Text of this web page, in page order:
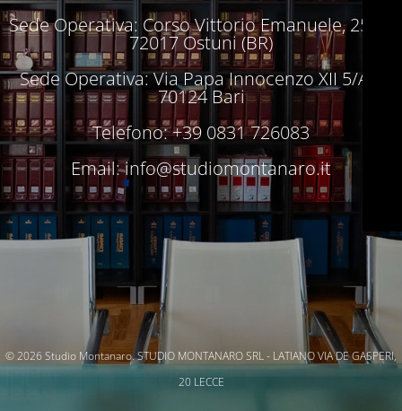
Sede Operativa: Corso Vittorio Emanuele, 250 –
72017 Ostuni (BR)
Sede Operativa: Via Papa Innocenzo XII 5/A –
70124 Bari
Telefono: +39 0831 726083
Email:info@studiomontanaro.it
© 2026 Studio Montanaro. STUDIO MONTANARO SRL - LATIANO VIA DE GASPERI,
20 LECCE